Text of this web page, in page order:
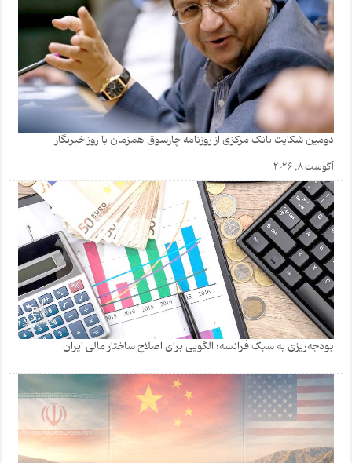
دومین شکایت بانک مرکزی از روزنامه چارسوق همزمان با روز خبرنگار
آگوست 8, 2026
بودجه‌ریزی به سبک فرانسه؛ الگویی برای اصلاح ساختار مالی ایران